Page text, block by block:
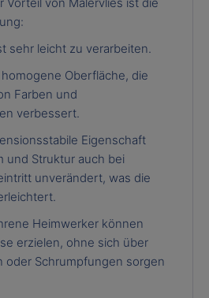
sehr leicht zu verarbeiten.
Oberfläche, die
Farben und
verbessert.
Eigenschaft
und Struktur auch bei
unverändert, was die
Heimwerker können
erzielen, ohne sich über
oder Schrumpfungen sorgen